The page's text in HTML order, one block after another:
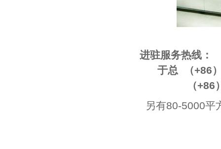
进驻服务热线：
于总 （+86）
（+86）
另有80-5000平